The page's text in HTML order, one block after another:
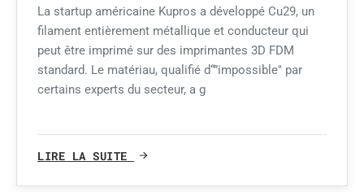
La startup américaine Kupros a développé Cu29, un
filament entièrement métallique et conducteur qui
peut être imprimé sur des imprimantes 3D FDM
standard. Le matériau, qualifié d“”impossible" par
certains experts du secteur, a g
LIRE LA SUITE